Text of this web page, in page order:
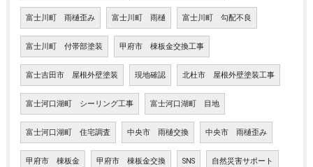
富士川町 雨樋歪み 富士川町 雨樋 富士川町 勾配不良
富士川町 付帯部塗装 甲府市 棟板金交換工事
富士吉田市 屋根外壁塗装 現地確認 北杜市 屋根外壁塗装工事
富士河口湖町 シーリング工事 富士河口湖町 目地
富士河口湖町 住宅調査 中央市 雨樋交換 中央市 雨樋歪み
甲府市 棟板金 甲府市 棟板金交換 SNS 自然災害サポート